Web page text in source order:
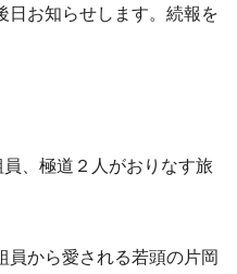
日お知らせします。続報を
、極道２人がおりなす旅
員から愛される若頭の片岡